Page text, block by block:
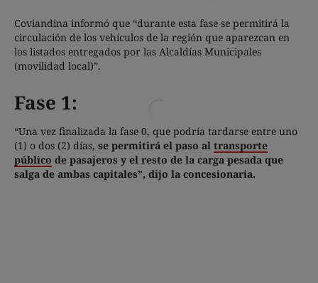
Coviandina informó que “durante esta fase se permitirá la
circulación de los vehículos de la región que aparezcan en
los listados entregados por las Alcaldías Municipales
(movilidad local)”.
Fase 1:
“Una vez finalizada la fase 0, que podría tardarse entre uno
(1) o dos (2) días, se permitirá el paso al transporte
público de pasajeros y el resto de la carga pesada que
salga de ambas capitales”, dijo la concesionaria.